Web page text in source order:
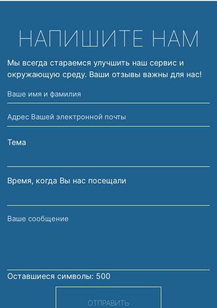
НАПИШИТЕ НАМ
Мы всегда стараемся улучшить наш сервис и
окружающую среду. Ваши отзывы важны для нас!
Ваше
имя
и
фамилия
Адрес
Вашей
электронной
Тема
Время, когда Вы нас посещали
Ваше
Оставшиеся символы: 500
ОТПРАВИТЬ